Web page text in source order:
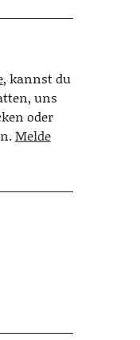
, kannst du
uns
oder
Melde